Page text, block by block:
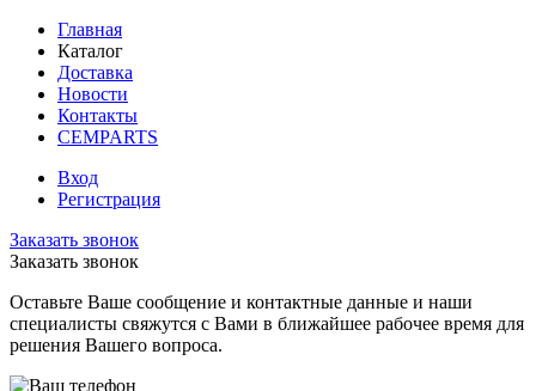
Главная
Каталог
Доставка
Новости
Контакты
CEMPARTS
Вход
Регистрация
Заказать звонок
Заказать звонок
Оставьте Ваше сообщение и контактные данные и наши
специалисты свяжутся с Вами в ближайшее рабочее время для
решения Вашего вопроса.